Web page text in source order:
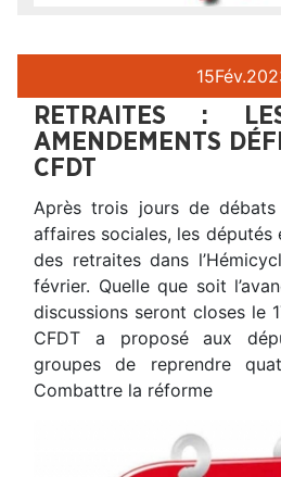
15Fév.
RETRAITES :
AMENDEMENTS
CFDT
Après trois jours de
affaires sociales, les députés
des retraites dans
février. Quelle que soit
discussions seront closes le
CFDT a proposé aux
groupes de reprendre
Combattre la réforme